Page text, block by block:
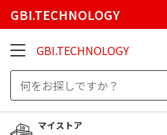
GBI.TECHNOLOGY
GBI.TECHNOLOGY
マイストア